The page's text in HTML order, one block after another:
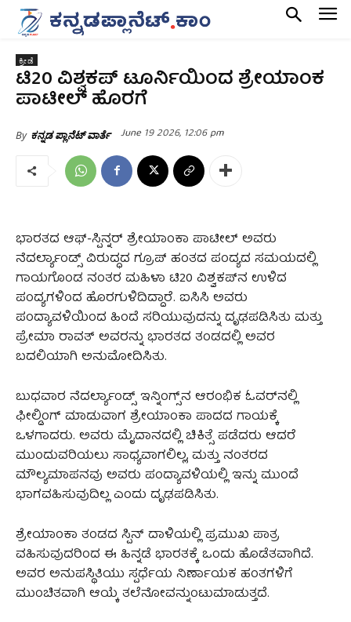
ಕ್ರೀಡೆ
ಟಿ20 ವಿಶ್ವಕಪ್‌ ಟೂರ್ನಿಯಿಂದ ಶ್ರೇಯಾಂಕ
ಪಾಟೀಲ್‌ ಹೊರಗೆ
By ಕನ್ನಡ ಪ್ಲಾನೆಟ್ ವಾರ್ತೆ June 19 2026, 12:06 pm
ಭಾರತದ ಆಫ್-ಸ್ಪಿನ್ನರ್ ಶ್ರೇಯಾಂಕಾ ಪಾಟೀಲ್ ಅವರು
ನೆದರ್ಲ್ಯಾಂಡ್ಸ್ ವಿರುದ್ಧದ ಗ್ರೂಪ್ ಹಂತದ ಪಂದ್ಯದ ಸಮಯದಲ್ಲಿ
ಗಾಯಗೊಂಡ ನಂತರ ಮಹಿಳಾ ಟಿ20 ವಿಶ್ವಕಪ್‌ನ ಉಳಿದ
ಪಂದ್ಯಗಳಿಂದ ಹೊರಗುಳಿದಿದ್ದಾರೆ. ಐಸಿಸಿ ಅವರು
ಪಂದ್ಯಾವಳಿಯಿಂದ ಹಿಂದೆ ಸರಿಯುವುದನ್ನು ದೃಢಪಡಿಸಿತು ಮತ್ತು
ಪ್ರೇಮಾ ರಾವತ್ ಅವರನ್ನು ಭಾರತದ ತಂಡದಲ್ಲಿ ಅವರ
ಬದಲಿಯಾಗಿ ಅನುಮೋದಿಸಿತು.
ಬುಧವಾರ ನೆದರ್ಲ್ಯಾಂಡ್ಸ್ ಇನ್ನಿಂಗ್ಸ್‌ನ ಆರಂಭಿಕ ಓವರ್‌ನಲ್ಲಿ
ಫೀಲ್ಡಿಂಗ್ ಮಾಡುವಾಗ ಶ್ರೇಯಾಂಕಾ ಪಾದದ ಗಾಯಕ್ಕೆ
ಒಳಗಾದರು. ಅವರು ಮೈದಾನದಲ್ಲಿ ಚಿಕಿತ್ಸೆ ಪಡೆದರು ಆದರೆ
ಮುಂದುವರಿಯಲು ಸಾಧ್ಯವಾಗಲಿಲ್ಲ, ಮತ್ತು ನಂತರದ
ಮೌಲ್ಯಮಾಪನವು ಅವರು ಪಂದ್ಯಾವಳಿಯಲ್ಲಿ ಇನ್ನು ಮುಂದೆ
ಭಾಗವಹಿಸುವುದಿಲ್ಲ ಎಂದು ದೃಢಪಡಿಸಿತು.
ಶ್ರೇಯಾಂಕಾ ತಂಡದ ಸ್ಪಿನ್ ದಾಳಿಯಲ್ಲಿ ಪ್ರಮುಖ ಪಾತ್ರ
ವಹಿಸುವುದರಿಂದ ಈ ಹಿನ್ನಡೆ ಭಾರತಕ್ಕೆ ಒಂದು ಹೊಡೆತವಾಗಿದೆ.
ಅವರ ಅನುಪಸ್ಥಿತಿಯು ಸ್ಪರ್ಧೆಯ ನಿರ್ಣಾಯಕ ಹಂತಗಳಿಗೆ
ಮುಂಚಿತವಾಗಿ ಆಯ್ಕೆ ತಲೆನೋವನ್ನುಂಟುಮಾಡುತ್ತದೆ.